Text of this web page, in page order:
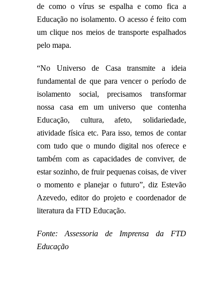
de como o vírus se espalha e como fica a
Educação no isolamento. O acesso é feito com
um clique nos meios de transporte espalhados
pelo mapa.
“No Universo de Casa transmite a ideia
fundamental de que para vencer o período de
isolamento social, precisamos transformar
nossa casa em um universo que contenha
Educação, cultura, afeto, solidariedade,
atividade física etc. Para isso, temos de contar
com tudo que o mundo digital nos oferece e
também com as capacidades de conviver, de
estar sozinho, de fruir pequenas coisas, de viver
o momento e planejar o futuro”, diz Estevão
Azevedo, editor do projeto e coordenador de
literatura da FTD Educação.
Fonte: Assessoria de Imprensa da FTD
Educação